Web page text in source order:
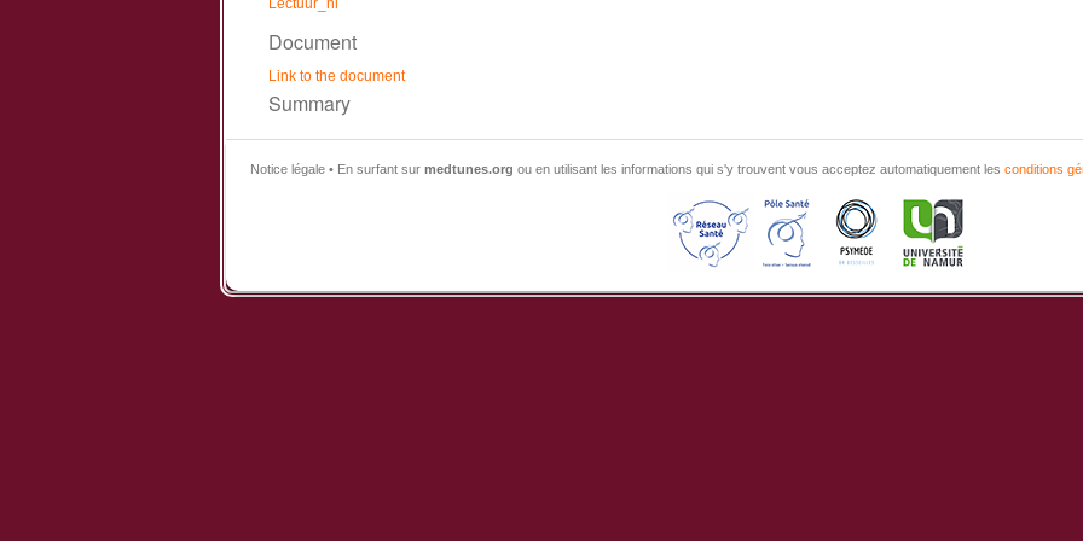
Document
Link to the document
Summary
Notice légale • En surfant sur medtunes.org ou en utilisant les informations qui s'y trouvent vous acceptez automatiquement les conditions